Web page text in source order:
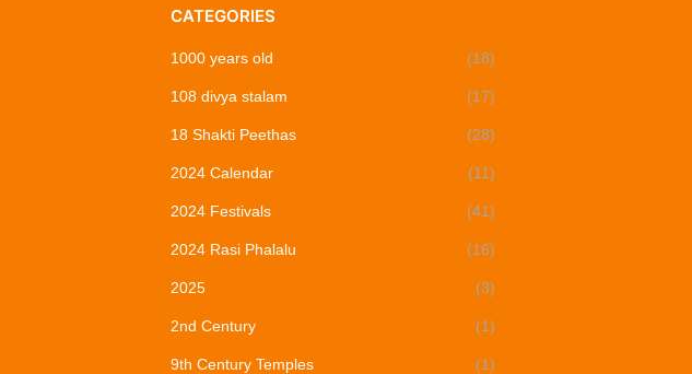
CATEGORIES
1000 years old (18)
108 divya stalam (17)
18 Shakti Peethas (28)
2024 Calendar (11)
2024 Festivals (41)
2024 Rasi Phalalu (16)
2025 (3)
2nd Century (1)
9th Century Temples (1)